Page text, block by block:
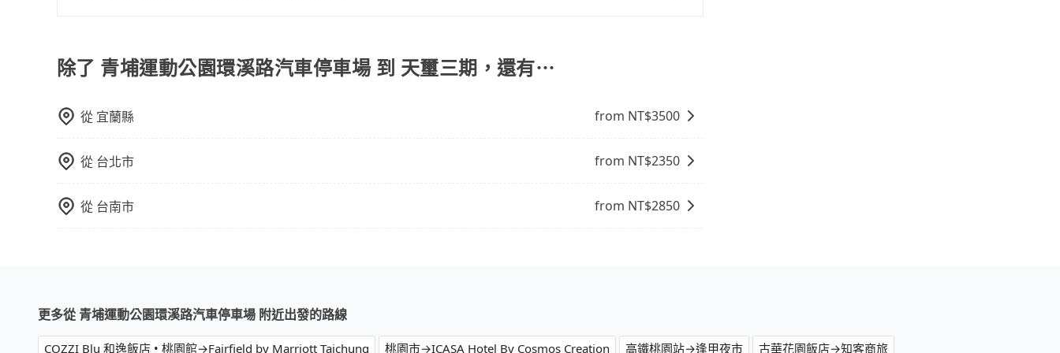
划算的價格。
優點是24小時隨叫隨到，價格按錶計費，但若遇交通塞車時亦會加收延遲費用，一般屬短程接駁為主。 - 白牌
車：優點是價格相對較低，有的還可喊價。但安全性和服務質量無法保障，需要自行承擔風險，遇到狀況事後也
除了 青埔運動公園環溪路汽車停車場 到 天璽三期，還有⋯
從 宜蘭縣 from NT$3500
從 台北市 from NT$2350
從 台南市 from NT$2850
更多從 青埔運動公園環溪路汽車停車場 附近出發的路線
COZZI Blu 和逸飯店 • 桃園館→Fairfield by Marriott Taichung 桃園市→ICASA Hotel By Cosmos Creation 高鐵桃園站→逢甲夜市 古華花園飯店→知客商旅